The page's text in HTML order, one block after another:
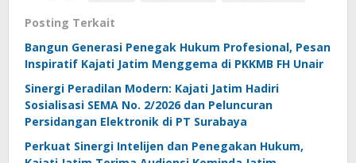
Posting Terkait
Bangun Generasi Penegak Hukum Profesional, Pesan
Inspiratif Kajati Jatim Menggema di PKKMB FH Unair
Sinergi Peradilan Modern: Kajati Jatim Hadiri
Sosialisasi SEMA No. 2/2026 dan Peluncuran
Persidangan Elektronik di PT Surabaya
Perkuat Sinergi Intelijen dan Penegakan Hukum,